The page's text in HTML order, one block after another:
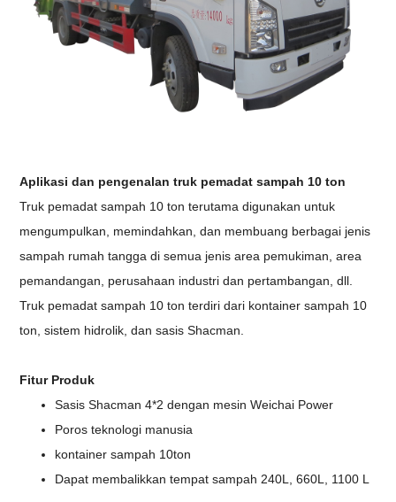
Aplikasi dan pengenalan truk pemadat sampah 10 ton
Truk pemadat sampah 10 ton terutama digunakan untuk
mengumpulkan, memindahkan, dan membuang berbagai jenis
sampah rumah tangga di semua jenis area pemukiman, area
pemandangan, perusahaan industri dan pertambangan, dll.
Truk pemadat sampah 10 ton terdiri dari kontainer sampah 10
ton, sistem hidrolik, dan sasis Shacman.
Fitur Produk
Sasis Shacman 4*2 dengan mesin Weichai Power
Poros teknologi manusia
kontainer sampah 10ton
Dapat membalikkan tempat sampah 240L, 660L, 1100 L